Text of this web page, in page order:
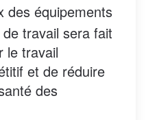
des équipements
travail sera fait
le travail
et de réduire
des